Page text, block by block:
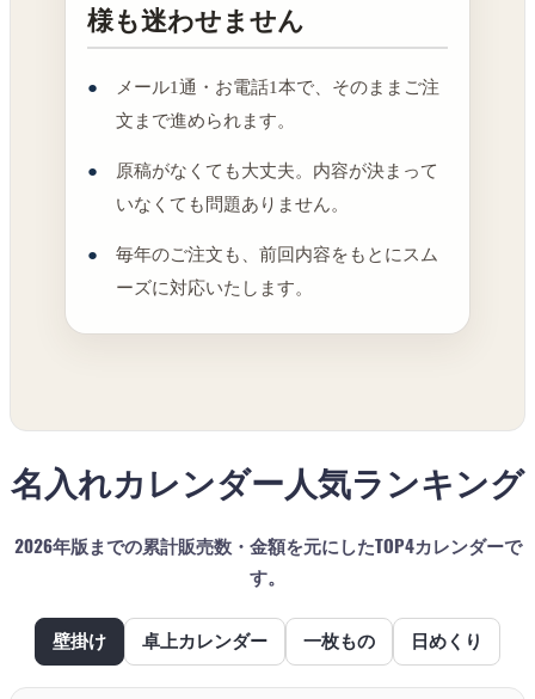
様も迷わせません
メール1通・お電話1本で、そのままご注
文まで進められます。
原稿がなくても大丈夫。内容が決まって
いなくても問題ありません。
毎年のご注文も、前回内容をもとにスム
ーズに対応いたします。
名入れカレンダー人気ランキング
2026年版までの累計販売数・金額を元にしたTOP4カレンダーで
す。
壁掛け 卓上カレンダー 一枚もの 日めくり